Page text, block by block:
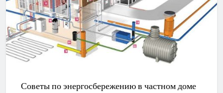
Советы по энергосбережению в частном доме